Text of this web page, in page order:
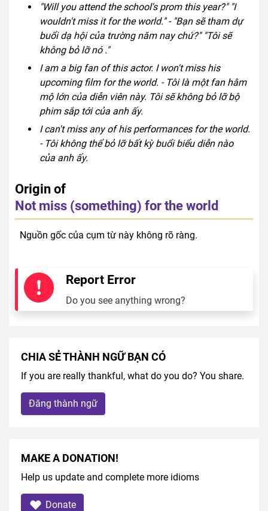
"Will you attend the school's prom this year?" "I
wouldn't miss it for the world." - "Bạn sẽ tham dự
buổi dạ hội của trường năm nay chứ?" "Tôi sẽ
không bỏ lỡ nó ."
I am a big fan of this actor. I won't miss his
upcoming film for the world. - Tôi là một fan hâm
mộ lớn của diễn viên này. Tôi sẽ không bỏ lỡ bộ
phim sắp tới của anh ấy.
I can't miss any of his performances for the world.
- Tôi không thể bỏ lỡ bất kỳ buổi biểu diễn nào
của anh ấy.
Origin of
Not miss (something) for the world
Nguồn gốc của cụm từ này không rõ ràng.
Report Error
Do you see anything wrong?
CHIA SẺ THÀNH NGỮ BẠN CÓ
If you are really thankful, what do you do? You share.
Đăng thành ngữ
MAKE A DONATION!
Help us update and complete more idioms
Donate